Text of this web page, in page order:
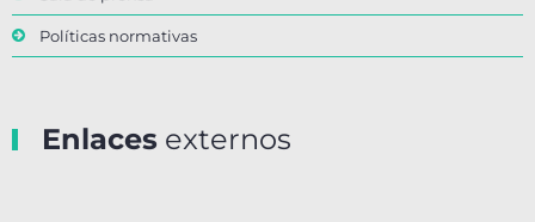
Políticas normativas
Enlaces externos